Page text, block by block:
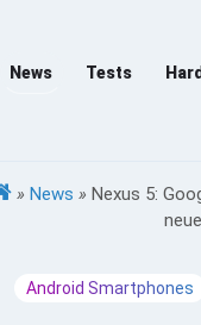
News Tests
» News » Nexus 5:
Android Smartphones